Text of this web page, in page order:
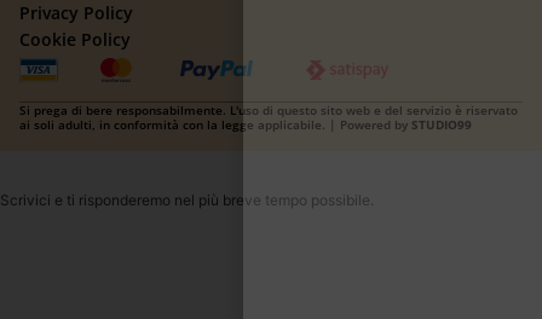
Privacy Policy
Cookie Policy
Si prega di bere responsabilmente. L'uso di questo sito web e del servizio è riservato
ai soli adulti, in conformità con la legge applicabile. | Powered by STUDIO99
Scrivici e ti risponderemo nel più breve tempo possibile.